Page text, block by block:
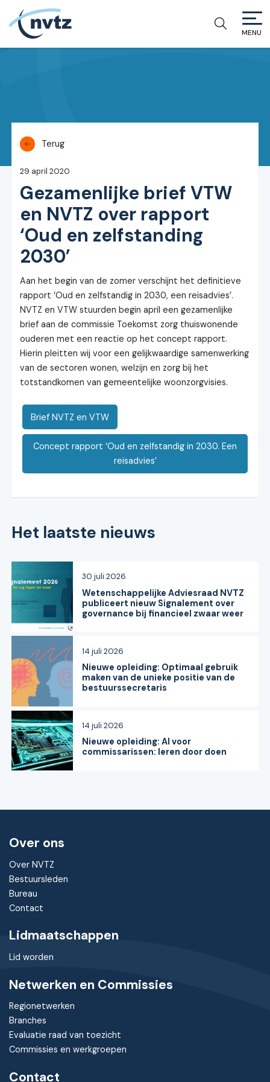
NVTZ
MENU
Terug
29 april 2020
Gezamenlijke brief VTW
en NVTZ over rapport
‘Oud en zelfstanding
2030’
Aan het begin van de zomer verschijnt het definitieve
rapport ‘Oud en zelfstandig in 2030, een reisadvies’.
NVTZ en VTW stuurden begin april een gezamenlijke
brief aan de commissie Toekomst zorg thuiswonende
ouderen met een reactie op het concept rapport.
Hierin pleitten wij voor een gelijkwaardige samenwerking
van de sectoren wonen, welzijn en zorg bij het
totstandkomen van gemeentelijke woonzorgvisies.
Brief NVTZ en VTW
Concept rapport ‘Oud en zelfstandig in 2030. Een
reisadvies’
Het laatste nieuws
Wetenschappelijke Adviesraad NVTZ
publiceert nieuw Signalement over
governance bij financieel zwaar weer
30 juli 2026
Nieuwe opleiding: Optimaal gebruik
maken van de unieke positie van de
bestuurssecretaris
14 juli 2026
Nieuwe opleiding: AI voor
commissarissen: leren door doen
14 juli 2026
Over ons
Over NVTZ
Bestuursleden
Bureau
Contact
Lidmaatschappen
Lid worden
Netwerken en Commissies
Regionetwerken
Branches
Evaluatie raad van toezicht
Commissies en werkgroepen
Contact